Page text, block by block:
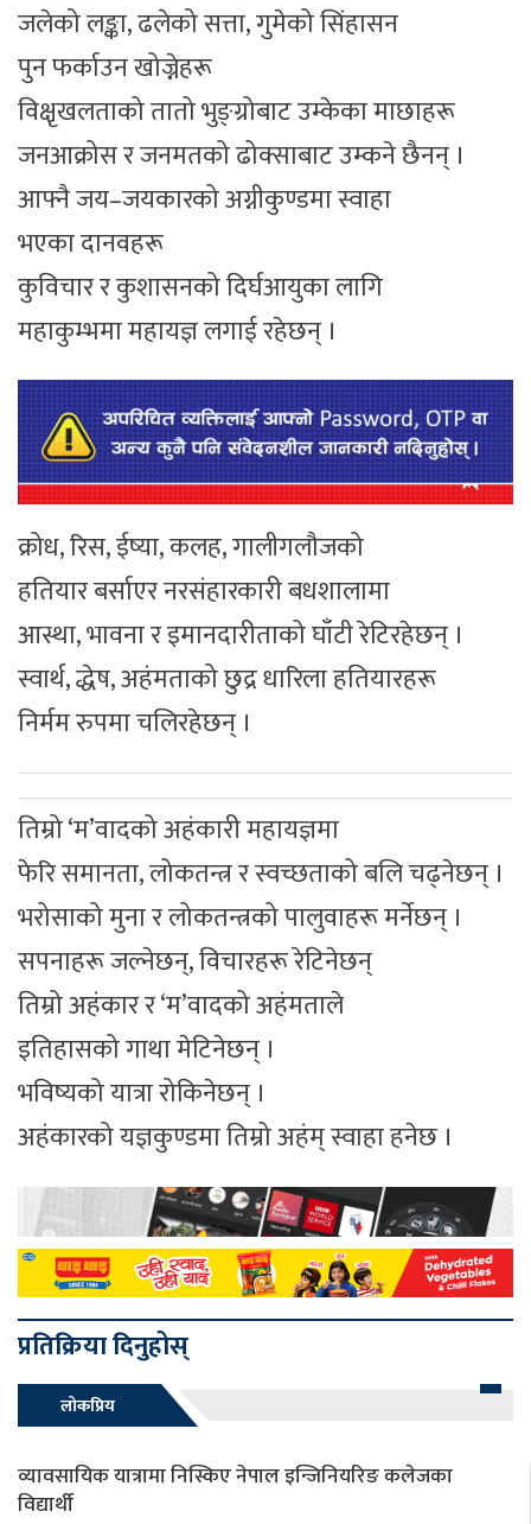
जलेको लङ्का, ढलेको सत्ता, गुमेको सिंहासन
पुन फर्काउन खोज्नेहरू
विक्षृखलताको तातो भुङ्ग्रोबाट उम्केका माछाहरू
जनआक्रोस र जनमतको ढोक्साबाट उम्कने छैनन् ।
आफ्नै जय–जयकारको अग्नीकुण्डमा स्वाहा
भएका दानवहरू
कुविचार र कुशासनको दिर्घआयुका लागि
महाकुम्भमा महायज्ञ लगाई रहेछन् ।
क्रोध, रिस, ईष्या, कलह, गालीगलौजको
हतियार बर्साएर नरसंहारकारी बधशालामा
आस्था, भावना र इमानदारीताको घाँटी रेटिरहेछन् ।
स्वार्थ, द्धेष, अहंमताको छुद्र धारिला हतियारहरू
निर्मम रुपमा चलिरहेछन् ।
तिम्रो ‘म’वादको अहंकारी महायज्ञमा
फेरि समानता, लोकतन्त्र र स्वच्छताको बलि चढ्नेछन् ।
भरोसाको मुना र लोकतन्त्रको पालुवाहरू मर्नेछन् ।
सपनाहरू जल्नेछन्, विचारहरू रेटिनेछन्
तिम्रो अहंकार र ‘म’वादको अहंमताले
इतिहासको गाथा मेटिनेछन् ।
भविष्यको यात्रा रोकिनेछन् ।
अहंकारको यज्ञकुण्डमा तिम्रो अहंम् स्वाहा हनेछ ।
प्रतिक्रिया दिनुहोस्
लोकप्रिय
व्यावसायिक यात्रामा निस्किए नेपाल इन्जिनियरिङ कलेजका
विद्यार्थी